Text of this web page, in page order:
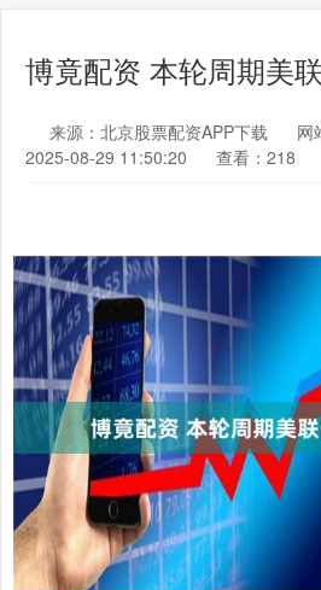
博竟配资 本轮周期美
来源：北京股票配资APP下载 网
2025-08-29 11:50:20
查看：218